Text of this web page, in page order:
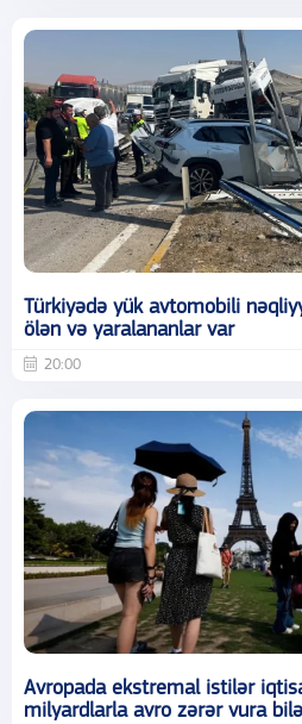
Türkiyədə yük avtomobili
ölən və yaralananlar var
20:00
Avropada ekstremal istilər
milyardlarla avro zərər vura